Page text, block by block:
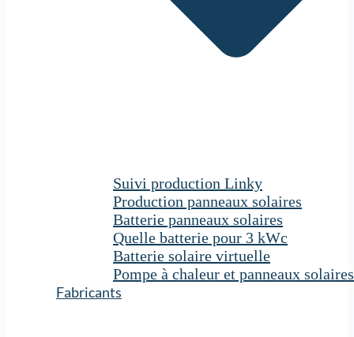
Suivi production Linky
Production panneaux solaires
Batterie panneaux solaires
Quelle batterie pour 3 kWc
Batterie solaire virtuelle
Pompe à chaleur et panneaux solaires
Fabricants